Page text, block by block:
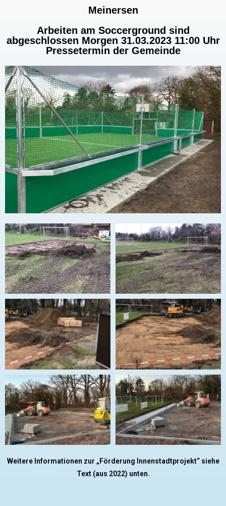
Meinersen
Arbeiten am Soccerground sind
abgeschlossen Morgen 31.03.2023 11:00 Uhr
Pressetermin der Gemeinde
Weitere Informationen zur „Förderung Innenstadtprojekt“ siehe
Text (aus 2022) unten.